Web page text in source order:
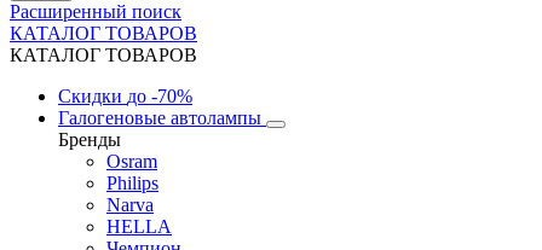
Расширенный поиск
КАТАЛОГ ТОВАРОВ
КАТАЛОГ ТОВАРОВ
Скидки до -70%
Галогеновые автолампы
Бренды
Osram
Philips
Narva
HELLA